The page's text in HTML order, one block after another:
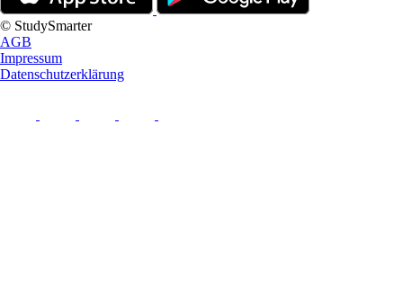
© StudySmarter
AGB
Impressum
Datenschutzerklärung